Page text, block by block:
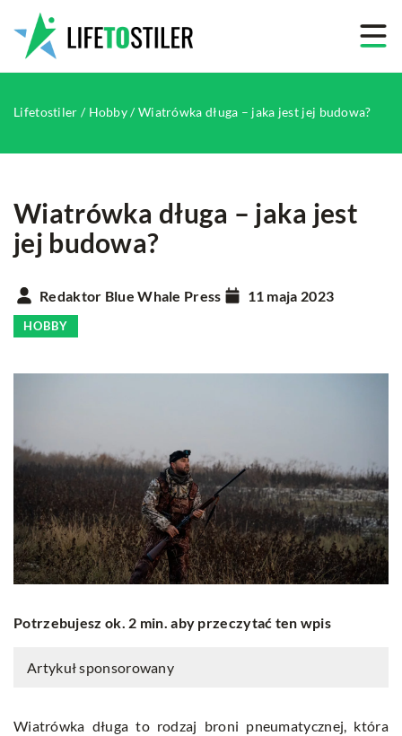
Lifetostiler / Hobby/Wiatrówka długa – jaka jest jej budowa?
Wiatrówka długa – jaka jest
jej budowa?
Redaktor Blue Whale Press 11 maja 2023
HOBBY
Potrzebujesz ok. 2 min. aby przeczytać ten wpis
Artykuł sponsorowany
Wiatrówka długa to rodzaj broni pneumatycznej, która